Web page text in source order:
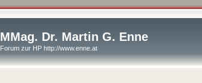
MMag. Dr. Martin G. Enne
Forum zur HP http://www.enne.at